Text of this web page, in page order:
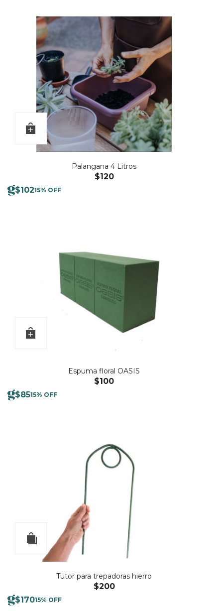
Palangana 4 Litros
$120
$10215% OFF
Espuma floral OASIS
$100
$8515% OFF
Tutor para trepadoras hierro
$200
$17015% OFF